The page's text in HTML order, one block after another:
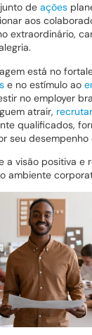
de ações
aos
extraordinário,
está no
e no estímulo ao
no employer
atrair,
qualificados,
seu desempenho
a visão positiva e
ambiente